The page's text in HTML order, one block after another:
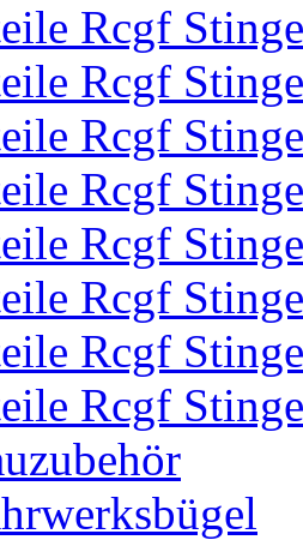
Rcgf
Rcgf
Rcgf
Rcgf
Rcgf
Rcgf
Rcgf
Rcgf